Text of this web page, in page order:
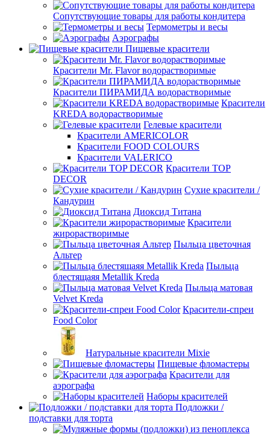
Сопутствующие товары для работы кондитера
Термометры и весы
Аэрографы
Пищевые красители
Красители Mr. Flavor водорастворимые
Красители ПИРАМИДА водорастворимые
Красители
KREDA водорастворимые
Гелевые красители
Красители AMERICOLOR
Красители FOOD COLOURS
Красители VALERICO
Красители TOP
DECOR
Сухие красители /
Кандурин
Диоксид Титана
Красители
жирорастворимые
Пыльца цветочная
Альтер
Пыльца
блестящаяя Metallik Kreda
Пыльца матовая
Velvet Kreda
Красители-спреи
Food Color
Натуральные красители Mixie
Пищевые фломастеры
Красители для
аэрографа
Наборы красителей
Подложки /
подставки для торта